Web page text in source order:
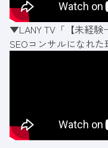
▼LANY TV「【未経
SEOコンサルになれた